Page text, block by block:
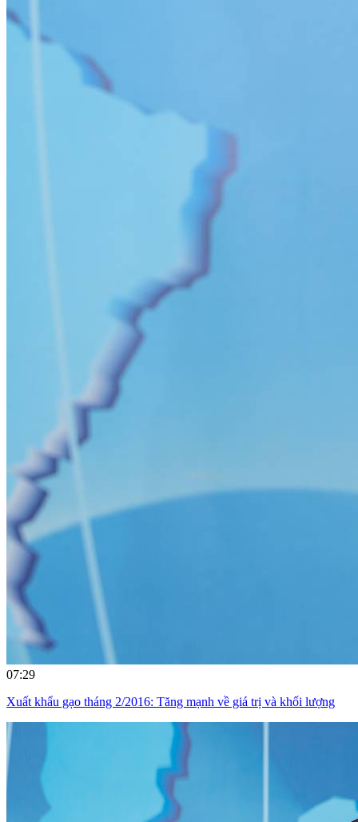
07:29
Xuất khẩu gạo tháng 2/2016: Tăng mạnh về giá trị và khối lượng